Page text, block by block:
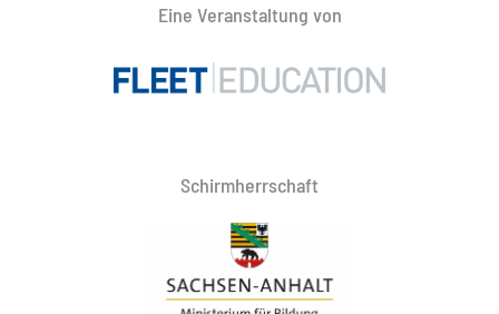
Eine Veranstaltung von
Schirmherrschaft